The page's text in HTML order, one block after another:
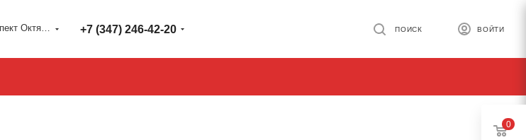
г. Уфа, ул. Проспект Октября 127 +7 (347) 246-42-20 ВОЙТИ
ПОИСК
0